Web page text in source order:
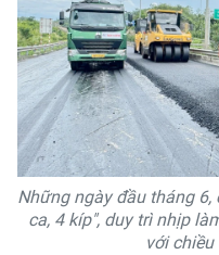
Những ngày đầu tháng
ca, 4 kíp", duy trì nhịp
với